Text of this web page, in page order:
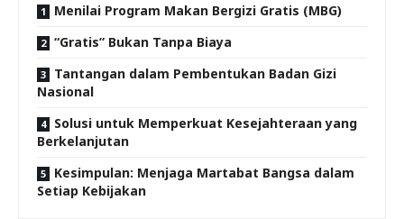
Menilai Program Makan Bergizi Gratis (MBG)
“Gratis” Bukan Tanpa Biaya
Tantangan dalam Pembentukan Badan Gizi
Nasional
Solusi untuk Memperkuat Kesejahteraan yang
Berkelanjutan
Kesimpulan: Menjaga Martabat Bangsa dalam
Setiap Kebijakan